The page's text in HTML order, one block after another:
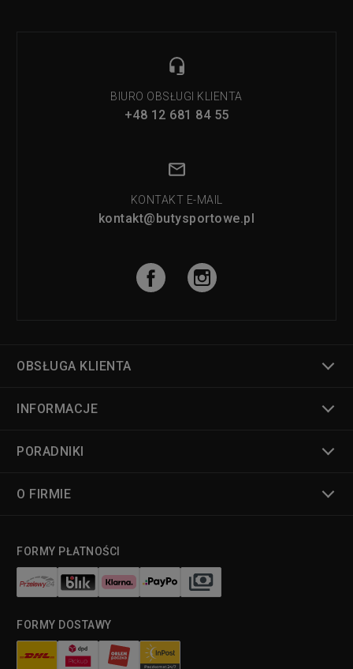
BIURO OBSŁUGI KLIENTA
+48 12 681 84 55
KONTAKT E-MAIL
kontakt@butysportowe.pl
OBSŁUGA KLIENTA
INFORMACJE
PORADNIKI
O FIRMIE
FORMY PŁATNOŚCI
FORMY DOSTAWY